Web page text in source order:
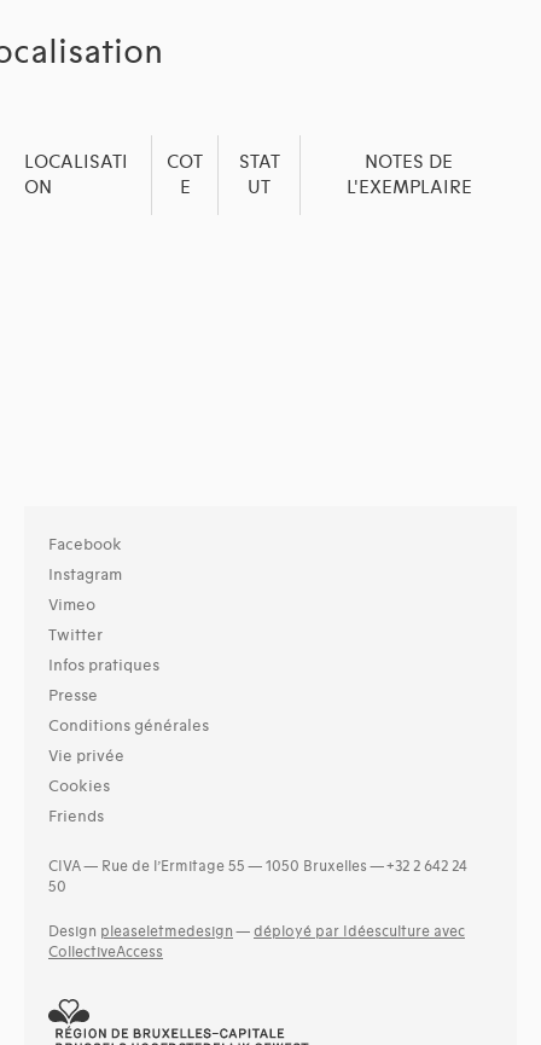
LOCALISATI
ON
COT
E
STAT
UT
NOTES DE
L'EXEMPLAIRE
Facebook
Instagram
Vimeo
Twitter
Infos pratiques
Presse
Conditions générales
Vie privée
Cookies
Friends
CIVA — Rue de l’Ermitage 55 — 1050 Bruxelles — +32 2 642 24
50
Design pleaseletmedesign — déployé par Idéesculture avec
CollectiveAccess